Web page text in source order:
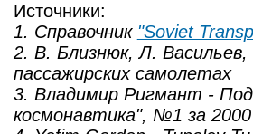
Источники:
1. Справочник "Soviet
2. В. Близнюк, Л. Васильев,
пассажирских самолетах
3. Владимир Ригмант -
космонавтика", №1 за 2000